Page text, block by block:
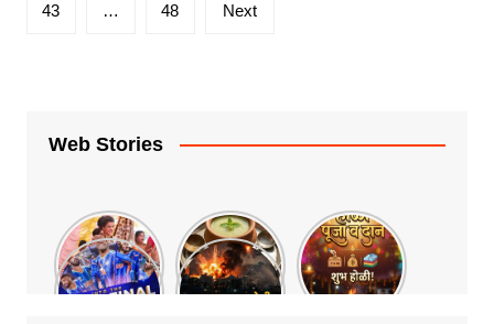
43 … 48 Next
Web Stories